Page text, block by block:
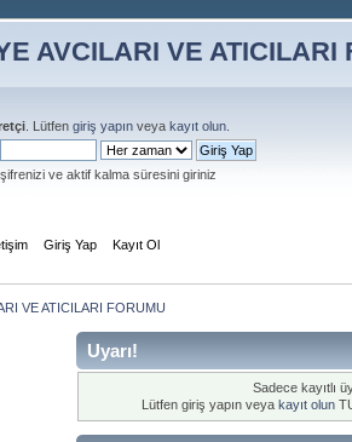
. Lütfen giriş yapın veya kayıt olun
şifrenizi ve aktif kalma süresini giriniz
Giriş Yap Kayıt Ol
VE ATICILARI FORUMU
Uyarı!
Sadece kayıtlı
Lütfen giriş yapın veya kayıt olun